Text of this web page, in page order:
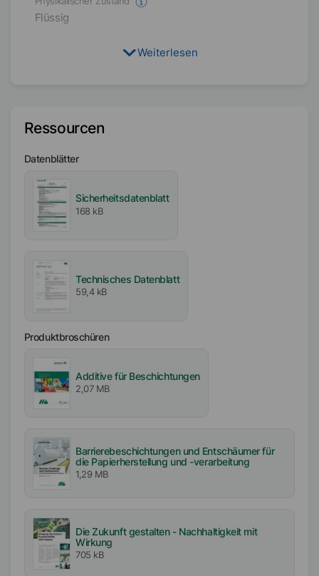
Flüssig
100%
Mittel
Frei von
VOC-frei
APE-frei
Biozidfrei
Verfügbarkeit
Amerika
Asien/Ozeanien
Weiterlesen
Ressourcen
Datenblätter
Sicherheitsdatenblatt
168 kB
Technisches Datenblatt
59,4 kB
Produktbroschüren
Additive für Beschichtungen
2,07 MB
Barrierebeschichtungen und Entschäumer für
die Papierherstellung und -verarbeitung
1,29 MB
Die Zukunft gestalten - Nachhaltigkeit mit
Wirkung
705 kB